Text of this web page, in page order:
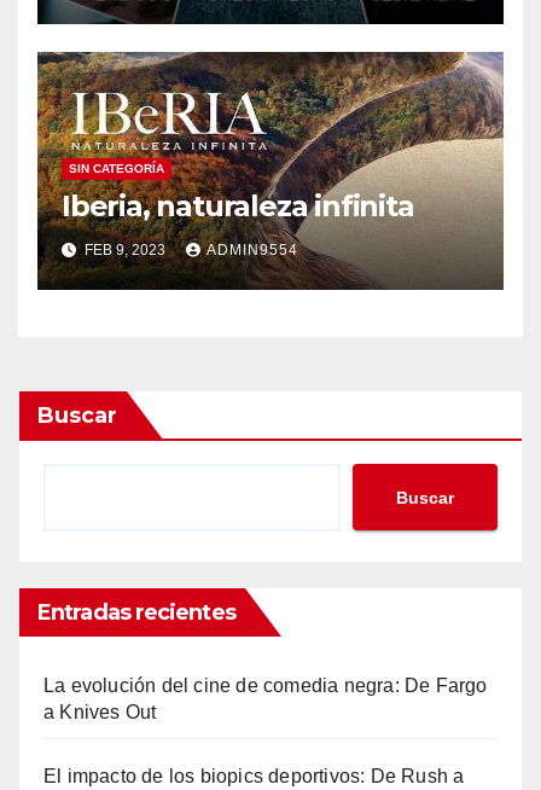
SIN CATEGORÍA
Iberia, naturaleza infinita
FEB 9, 2023 ADMIN9554
Buscar
Buscar
Entradas recientes
La evolución del cine de comedia negra: De Fargo
a Knives Out
El impacto de los biopics deportivos: De Rush a